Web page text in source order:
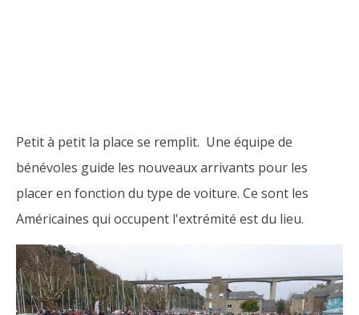
Petit à petit la place se remplit. Une équipe de
bénévoles guide les nouveaux arrivants pour les
placer en fonction du type de voiture. Ce sont les
Américaines qui occupent l'extrémité est du lieu.